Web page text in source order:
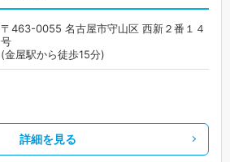
〒463-0055 名古屋市守山区 西新２番１４
号
(金屋駅から徒歩15分)
詳細を見る